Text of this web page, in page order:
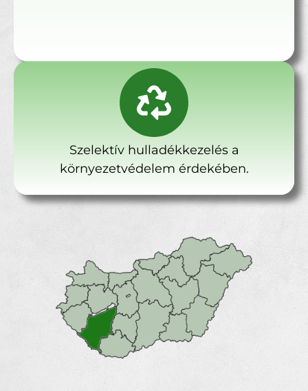
Szelektív hulladékkezelés a
környezetvédelem érdekében.